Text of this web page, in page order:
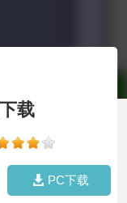
载
PC下载